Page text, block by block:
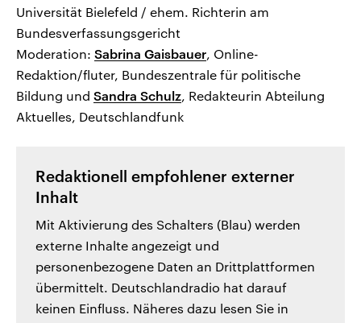
Universität Bielefeld / ehem. Richterin am
Bundesverfassungsgericht
Moderation: Sabrina Gaisbauer, Online-
Redaktion/fluter, Bundeszentrale für politische
Bildung und Sandra Schulz, Redakteurin Abteilung
Aktuelles, Deutschlandfunk
Redaktionell empfohlener externer
Inhalt
Mit Aktivierung des Schalters (Blau) werden
externe Inhalte angezeigt und
personenbezogene Daten an Drittplattformen
übermittelt. Deutschlandradio hat darauf
keinen Einfluss. Näheres dazu lesen Sie in